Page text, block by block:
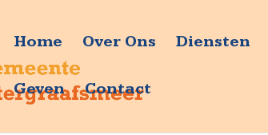
Home Over Ons Diensten
Geven Contact